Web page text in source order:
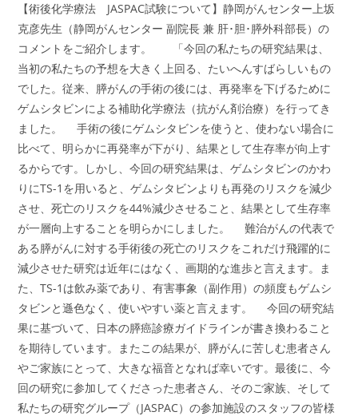
【術後化学療法 JASPAC試験について】静岡がんセンター上坂
克彦先生（静岡がんセンター 副院長 兼 肝･胆･膵外科部長）の
コメントをご紹介します。 「今回の私たちの研究結果は、
当初の私たちの予想を大きく上回る、たいへんすばらしいもの
でした。従来、膵がんの手術の後には、再発率を下げるために
ゲムシタビンによる補助化学療法（抗がん剤治療）を行ってき
ました。 手術の後にゲムシタビンを使うと、使わない場合に
比べて、明らかに再発率が下がり、結果として生存率が向上す
るからです。しかし、今回の研究結果は、ゲムシタビンのかわ
りにTS-1を用いると、ゲムシタビンよりも再発のリスクを減少
させ、死亡のリスクを44%減少させること、結果として生存率
が一層向上することを明らかにしました。 難治がんの代表で
ある膵がんに対する手術後の死亡のリスクをこれだけ飛躍的に
減少させた研究は近年にはなく、画期的な進歩と言えます。ま
た、TS-1は飲み薬であり、有害事象（副作用）の頻度もゲムシ
タビンと遜色なく、使いやすい薬と言えます。 今回の研究結
果に基づいて、日本の膵癌診療ガイドラインが書き換わること
を期待しています。またこの結果が、膵がんに苦しむ患者さん
やご家族にとって、大きな福音となれば幸いです。最後に、今
回の研究に参加してくださった患者さん、そのご家族、そして
私たちの研究グループ（JASPAC）の参加施設のスタッフの皆様